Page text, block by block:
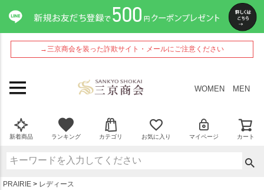
→三京商会を装った詐欺サイト・メールにご注意ください
WOMEN MEN
新着商品 ランキング カテゴリ お気に入り マイページ カート
PRAIRIE レディース
ペー
ジト
ップ
へ